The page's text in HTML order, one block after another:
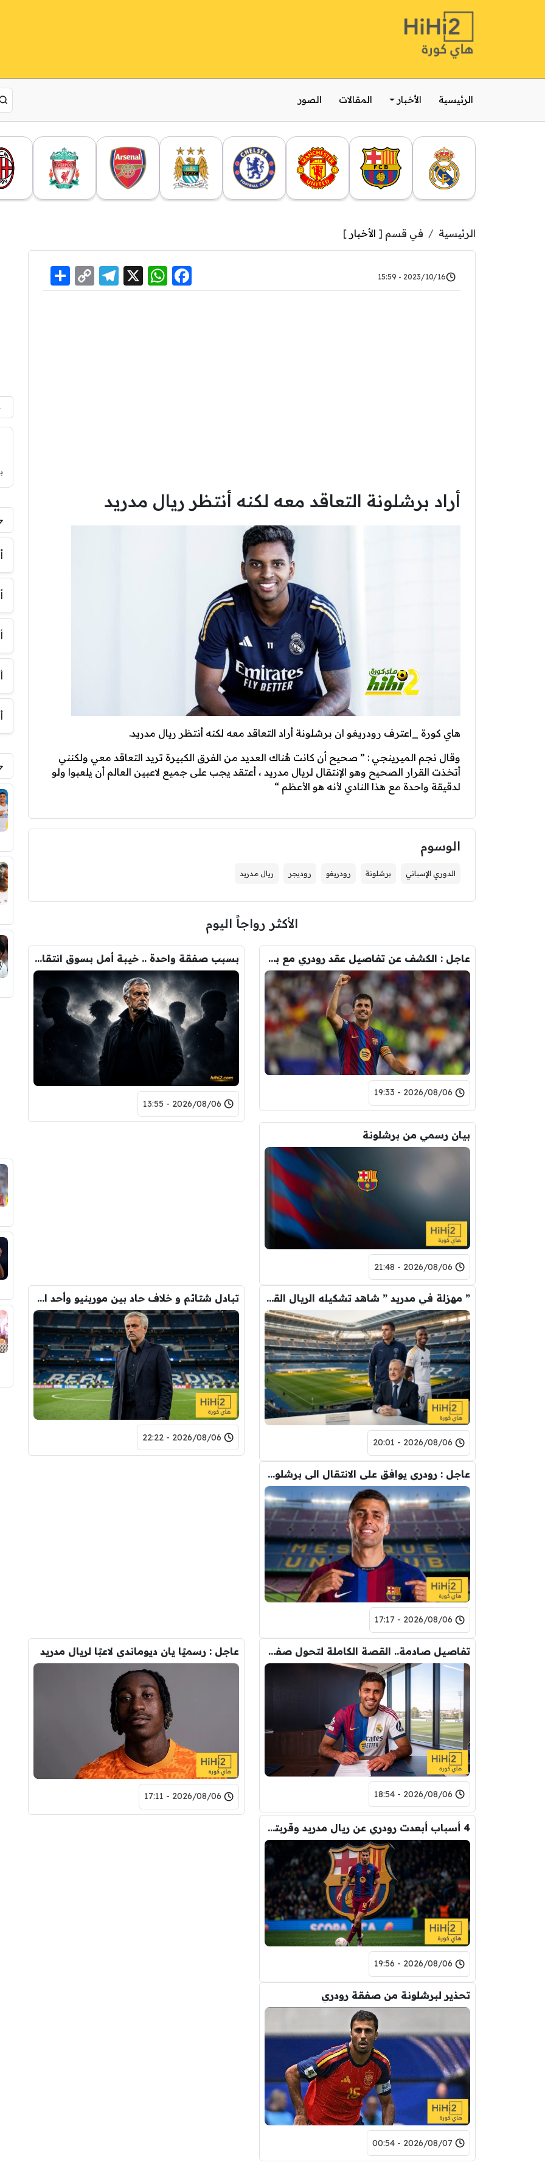
الرئيسية الأخبار المقالات الصور
الرئيسية في قسم [ الأخبار ]
2023/10/16 - 15:59
Facebook
WhatsApp
X
Telegram
Copy
Link
أراد برشلونة التعاقد معه لكنه أنتظر ريال مدريد
هاي كورة _اعترف رودريغو ان برشلونة أراد التعاقد معه لكنه أنتظر ريال مدريد.
وقال نجم الميرينجي : ” صحيح أن كانت هُناك العديد من الفرق الكبيرة تريد التعاقد معي ولكنني
أتخذت القرار الصحيح وهو الإنتقال لريال مدريد ، أعتقد يجب على جميع لاعبين العالم أن يلعبوا ولو
لدقيقة واحدة مع هذا النادي لأنه هو الأعظم “
الوسوم
الدوري الإسباني برشلونة رودريغو روديجر ريال مدريد
الأكثر رواجاً اليوم
عاجل : الكشف عن تفاصيل عقد رودري مع برشلونة.. قيمة الصفقة والراتب
2026/08/06 - 19:33
بسبب صفقة واحدة .. خيبة أمل بسوق انتقالات ريال مدريد !
2026/08/06 - 13:55
بيان رسمي من برشلونة
2026/08/06 - 21:48
” مهزلة في مدريد ” شاهد تشكيله الريال القادمه لاكتساح المركز الثاني
2026/08/06 - 20:01
تبادل شتائم و خلاف حاد بين مورينيو وأحد افراد ادارة ريال مدريد بعد انهيار صفقة رودري
2026/08/06 - 22:22
عاجل : رودري يوافق على الانتقال الى برشلونة.. 3 أسباب وراء قراره
2026/08/06 - 17:17
تفاصيل صادمة.. القصة الكاملة لتحول صفقة رودري من ريال مدريد الى برشلونة
2026/08/06 - 18:54
عاجل : رسميًا يان ديوماندي لاعبًا لريال مدريد
2026/08/06 - 17:11
4 أسباب أبعدت رودري عن ريال مدريد وقربته من برشلونة
2026/08/06 - 19:56
تحذير لبرشلونة من صفقة رودري
2026/08/07 - 00:54